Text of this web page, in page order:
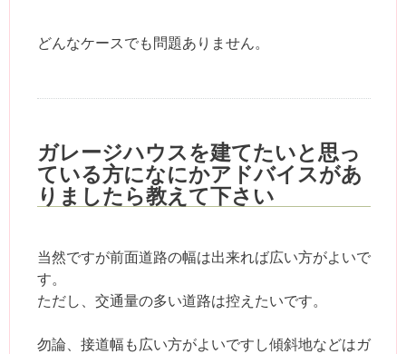
どんなケースでも問題ありません。
ガレージハウスを建てたいと思っ
ている方になにかアドバイスがあ
りましたら教えて下さい
当然ですが前面道路の幅は出来れば広い方がよいで
す。
ただし、交通量の多い道路は控えたいです。
勿論、接道幅も広い方がよいですし傾斜地などはガ